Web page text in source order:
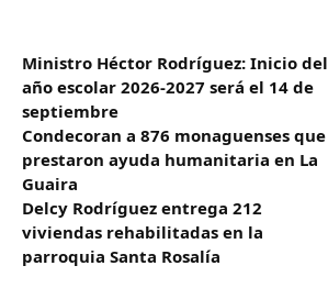
Ministro Héctor Rodríguez: Inicio del
año escolar 2026-2027 será el 14 de
septiembre
Condecoran a 876 monaguenses que
prestaron ayuda humanitaria en La
Guaira
Delcy Rodríguez entrega 212
viviendas rehabilitadas en la
parroquia Santa Rosalía